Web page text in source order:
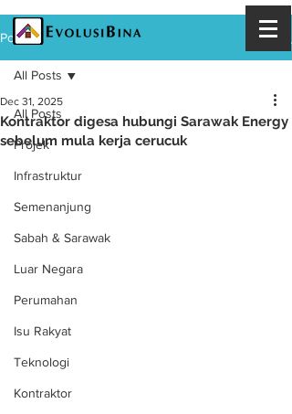
Post
All Posts
Projek
Infrastruktur
Semenanjung
Sabah & Sarawak
Luar Negara
Perumahan
Isu Rakyat
Teknologi
Kontraktor
All Posts
Kontraktor digesa hubungi Sarawak Energy
sebelum mula kerja cerucuk
Dec 31, 2025